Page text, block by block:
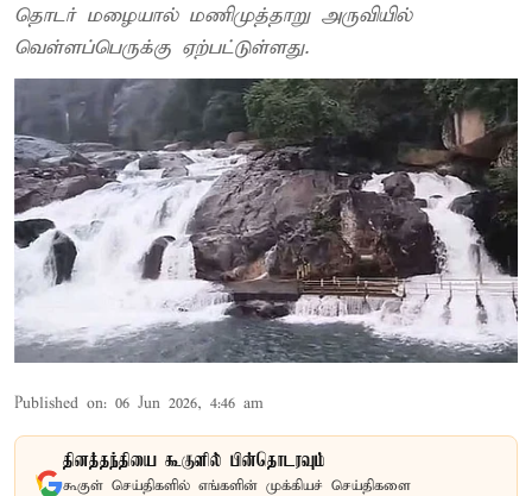
தொடர் மழையால் மணிமுத்தாறு அருவியில்
வெள்ளப்பெருக்கு ஏற்பட்டுள்ளது.
Published on: 06 Jun 2026, 4:46 am
தினத்தந்தியை கூகுளில் பின்தொடரவும்
கூகுள் செய்திகளில் எங்களின் முக்கியச் செய்திகளை